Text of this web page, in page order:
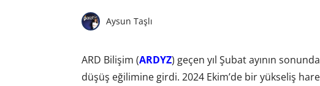
Aysun Taşlı
ARD Bilişim (ARDYZ) geçen yıl Şubat ayının
düşüş eğilimine girdi. 2024 Ekim’de bir yükseliş